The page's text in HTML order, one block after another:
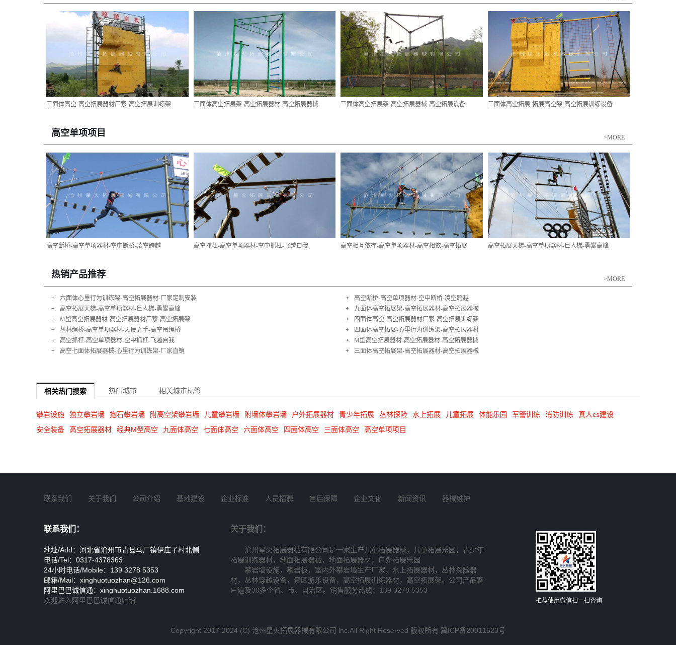
三面体高空-高空拓展器材厂家-高空拓展训练架 三面体高空拓展架-高空拓展器材-高空拓展器械 三面体高空拓展架-高空拓展器械-高空拓展设备 三面体高空拓展-拓展高空架-高空拓展训练设备
高空单项项目 >MORE
高空断桥-高空单项器材-空中断桥-凌空跨越 高空抓杠-高空单项器材-空中抓杠-飞越自我 高空相互依存-高空单项器材-高空相依-高空拓展 高空拓展天梯-高空单项器材-巨人梯-勇攀高峰
热销产品推荐 >MORE
+ 六面体心里行为训练架-高空拓展器材-厂家定制安装 +
高空断桥-高空单项器材-空中断桥-凌空跨越
+
高空拓展天梯-高空单项器材-巨人梯-勇攀高峰 +
九面体高空拓展架-高空拓展器材-高空拓展器械
+
M型高空拓展器材-高空拓展器材厂家-高空拓展架 +
四面体高空-高空拓展器材厂家-高空拓展训练架
+
丛林绳桥-高空单项器材-天使之手-高空吊绳桥 +
四面体高空拓展-心里行为训练架-高空拓展器材
+
高空抓杠-高空单项器材-空中抓杠-飞越自我 +
M型高空拓展器材-高空拓展器材-高空拓展器械
+
高空七面体拓展器械-心里行为训练架-厂家直销 + 三面体高空拓展架-高空拓展器材-高空拓展器械
相关热门搜索 热门城市 相关城市标签
攀岩设施 独立攀岩墙 抱石攀岩墙 附高空架攀岩墙 儿童攀岩墙 附墙体攀岩墙 户外拓展器材 青少年拓展 丛林探险 水上拓展 儿童拓展 体能乐园 军警训练 消防训练
真人cs建设
安全装备
高空拓展器材 经典M型高空 九面体高空 七面体高空 六面体高空 四面体高空 三面体高空 高空单项项目
联系我们 关于我们 公司介绍 基地建设 企业标准 人员招聘 售后保障 企业文化 新闻资讯 器械维护
联系我们：
地址/Add：河北省沧州市青县马厂镇伊庄子村北侧
电话/Tel：0317-4378363
24小时电话/Mobile：139 3278 5353
邮箱/Mail：xinghuotuozhan@126.com
阿里巴巴诚信通：xinghuotuozhan.1688.com
欢迎进入阿里巴巴诚信通店铺
关于我们：
沧州星火拓展器械有限公司是一家生产儿童拓展器械，儿童拓展乐园，青少年
拓展训练器材，地面拓展器械，地面拓展器材，户外拓展乐园
攀岩墙设施，攀岩板，室内外攀岩墙生产厂家，水上拓展器材，丛林探险器
材，丛林穿越设备，景区游乐设备，高空拓展训练器材，高空拓展架。公司产品客
户遍及30多个省、市、自治区。销售服务热线：139 3278 5353
推荐使用微信扫一扫咨询
Copyright 2017-2024 (C) 沧州星火拓展器械有限公司 lnc.All Right Reserved 版权所有 冀ICP备20011523号